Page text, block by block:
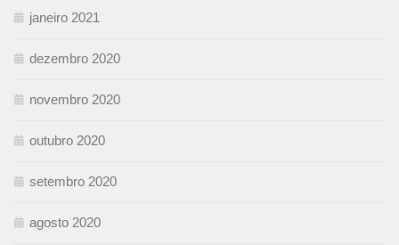
janeiro 2021
dezembro 2020
novembro 2020
outubro 2020
setembro 2020
agosto 2020